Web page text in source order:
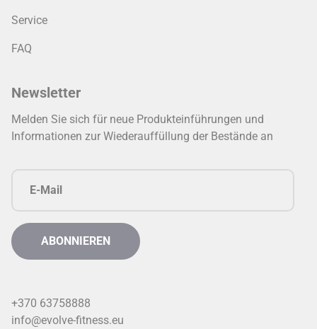
Service
FAQ
Newsletter
Melden Sie sich für neue Produkteinführungen und
Informationen zur Wiederauffüllung der Bestände an
+370 63758888
info@evolve-fitness.eu